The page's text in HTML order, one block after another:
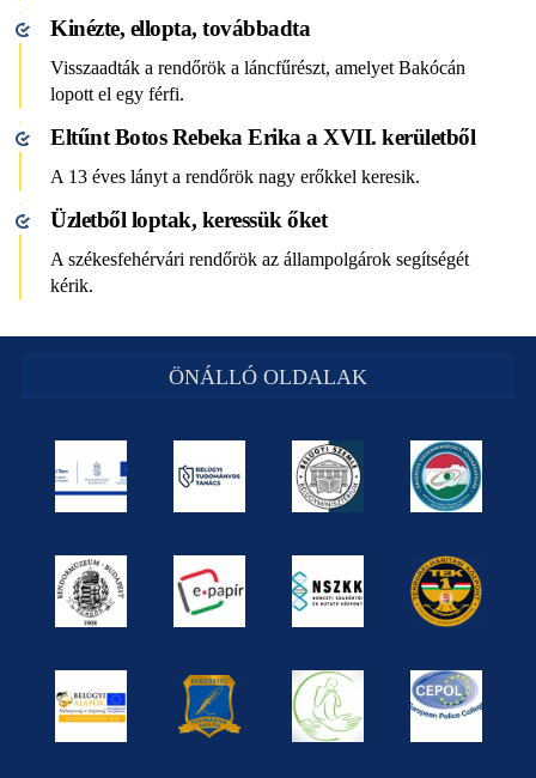
Kinézte, ellopta, továbbadta
Visszaadták a rendőrök a láncfűrészt, amelyet Bakócán
lopott el egy férfi.
Eltűnt Botos Rebeka Erika a XVII. kerületből
A 13 éves lányt a rendőrök nagy erőkkel keresik.
Üzletből loptak, keressük őket
A székesfehérvári rendőrök az állampolgárok segítségét
kérik.
ÖNÁLLÓ OLDALAK